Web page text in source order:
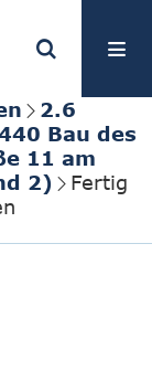
2.6
Bau des
11 am
2)
Fertig